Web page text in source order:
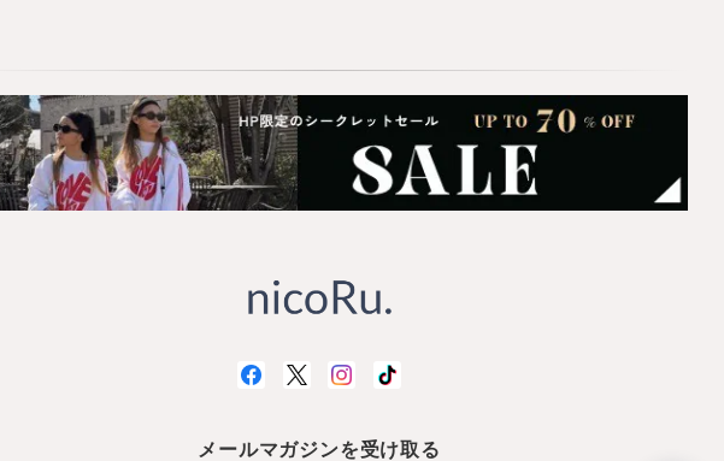
メールマガジンを受け取る